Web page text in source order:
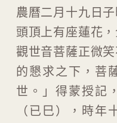
農曆二月十九日
頭頂上有座蓮花
觀世音菩薩正微
的懇求之下，菩
世。」得蒙授記
（已巳），時年